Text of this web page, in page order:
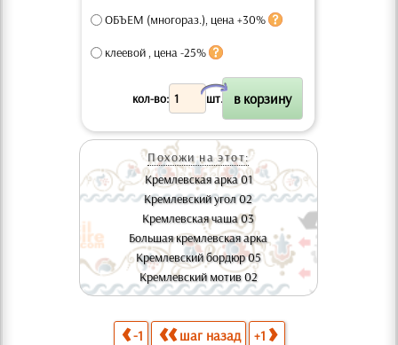
ОБЪЕМ (многораз.), цена +30%
клеевой , цена -25%
кол-во: шт.
X
Похожи на этот:
Кремлевская арка 01
Кремлевский угол 02
Кремлевская чаша 03
Большая кремлевская арка
Кремлевский бордюр 05
Кремлевский мотив 02
-1 шаг назад +1